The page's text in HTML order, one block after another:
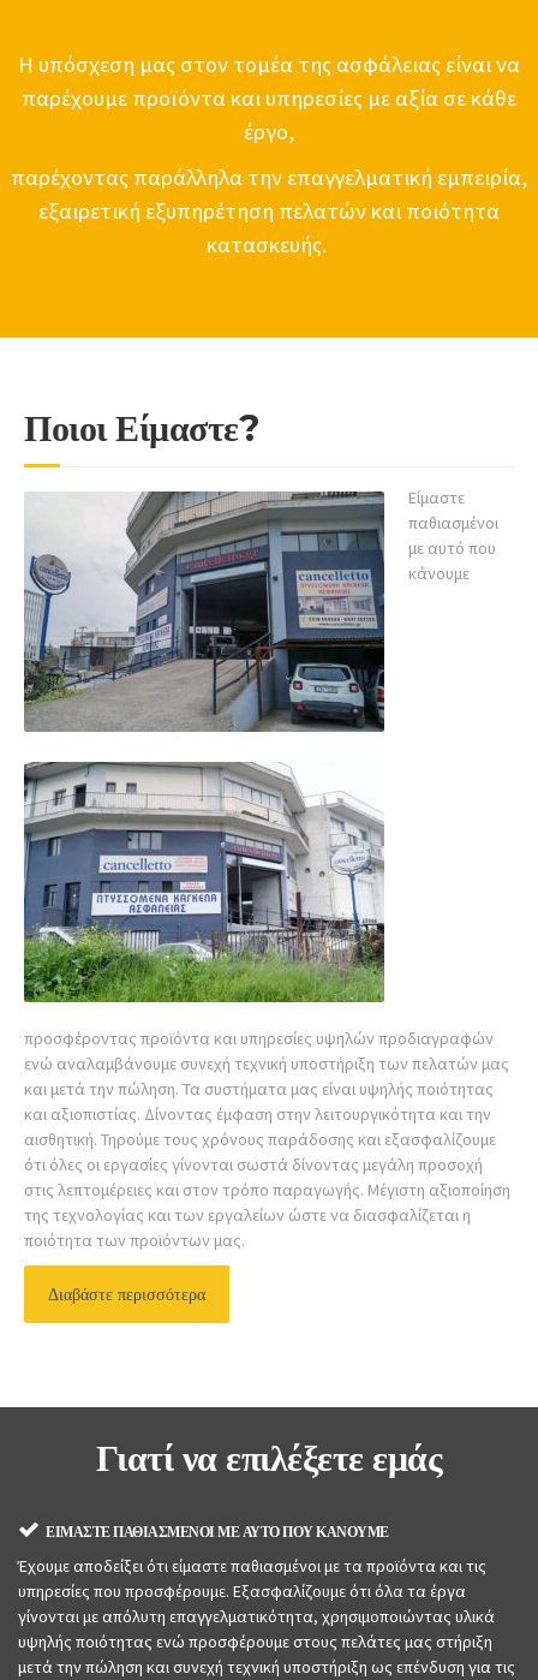
Η υπόσχεση μας στον τομέα της ασφάλειας είναι να
παρέχουμε προϊόντα και υπηρεσίες με αξία σε κάθε
έργο,
παρέχοντας παράλληλα την επαγγελματική εμπειρία,
εξαιρετική εξυπηρέτηση πελατών και ποιότητα
κατασκευής.
Ποιοι Είμαστε?
Είμαστε
παθιασμένοι
με αυτό που
κάνουμε
προσφέροντας προϊόντα και υπηρεσίες υψηλών προδιαγραφών
ενώ αναλαμβάνουμε συνεχή τεχνική υποστήριξη των πελατών μας
και μετά την πώληση. Τα συστήματα μας είναι υψηλής ποιότητας
και αξιοπιστίας. Δίνοντας έμφαση στην λειτουργικότητα και την
αισθητική. Τηρούμε τους χρόνους παράδοσης και εξασφαλίζουμε
ότι όλες οι εργασίες γίνονται σωστά δίνοντας μεγάλη προσοχή
στις λεπτομέρειες και στον τρόπο παραγωγής. Μέγιστη αξιοποίηση
της τεχνολογίας και των εργαλείων ώστε να διασφαλίζεται η
ποιότητα των προϊόντων μας.
Διαβάστε περισσότερα
Γιατί να επιλέξετε εμάς
ΕΙΜΑΣΤΕ ΠΑΘΙΑΣΜΕΝΟΙ ΜΕ ΑΥΤΟ ΠΟΥ ΚΑΝΟΥΜΕ
Έχουμε αποδείξει ότι είμαστε παθιασμένοι με τα προϊόντα και τις
υπηρεσίες που προσφέρουμε. Εξασφαλίζουμε ότι όλα τα έργα
γίνονται με απόλυτη επαγγελματικότητα, χρησιμοποιώντας υλικά
υψηλής ποιότητας ενώ προσφέρουμε στους πελάτες μας στήριξη
μετά την πώληση και συνεχή τεχνική υποστήριξη ως επένδυση για τις